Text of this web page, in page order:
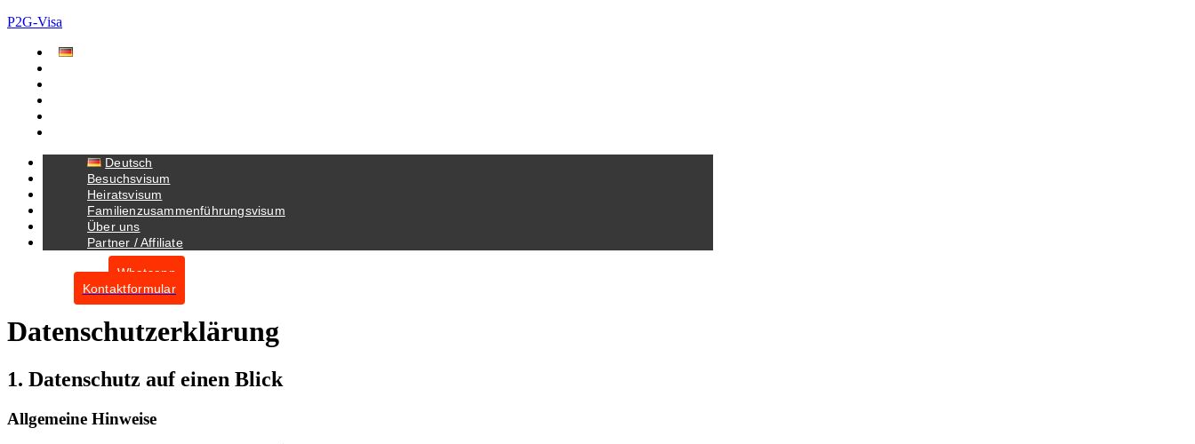
P2G-Visa
Deutsch
Besuchsvisum
Heiratsvisum
Familienzusammenführungsvisum
Über uns
Partner / Affiliate
Whatsapp
Kontaktformular
Datenschutzerklärung
1. Datenschutz auf einen Blick
Allgemeine Hinweise